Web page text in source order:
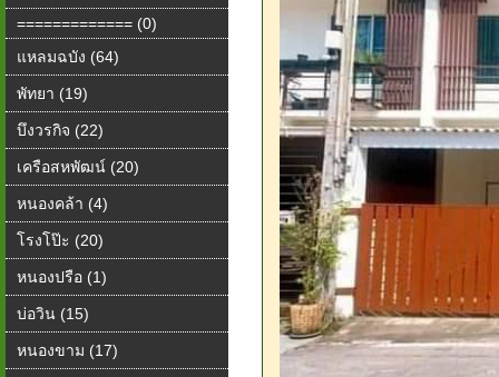
============= (0)
แหลมฉบัง (64)
พัทยา (19)
บึงวรกิจ (22)
เครือสหพัฒน์ (20)
หนองคล้า (4)
โรงโป๊ะ (20)
หนองปรือ (1)
บ่อวิน (15)
หนองขาม (17)